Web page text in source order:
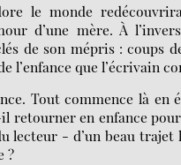
le monde
d’une mère. À
de son mépris : coups
l’enfance que l’écrivain
Tout commence là
retourner en enfance
lecteur - d’un beau
?